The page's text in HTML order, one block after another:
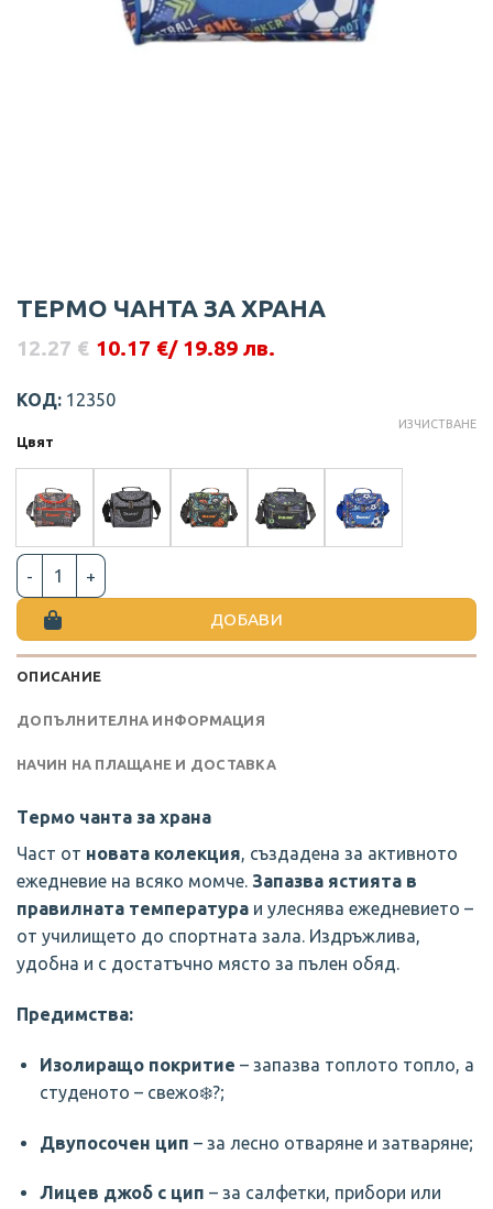
ТЕРМО ЧАНТА ЗА ХРАНА
12.27 €
Original
was:
10.17 €
Текущата
е:
/ 19.89 лв.
КОД: 12350
Цвят
ИЗЧИСТВАНЕ
количество за ТЕРМО ЧАНТА ЗА ХРАНА
ДОБАВИ
ОПИСАНИЕ
ДОПЪЛНИТЕЛНА ИНФОРМАЦИЯ
НАЧИН НА ПЛАЩАНЕ И ДОСТАВКА
Tермо чанта за храна
Част от новата колекция, създадена за активното
ежедневие на всяко момче. Запазва ястията в
правилната температура и улеснява ежедневието –
от училището до спортната зала. Издръжлива,
удобна и с достатъчно място за пълен обяд.
Предимства:
Изолиращо покритие – запазва топлото топло, а
студеното – свежо❄️?;
Двупосочен цип – за лесно отваряне и затваряне;
Лицев джоб с цип – за салфетки, прибори или